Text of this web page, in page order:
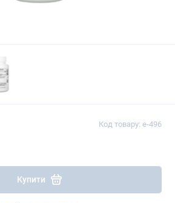
Код товару: e-496
Купити